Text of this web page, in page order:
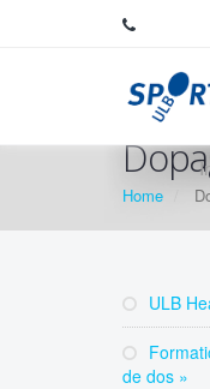
Home
ULB
de dos »